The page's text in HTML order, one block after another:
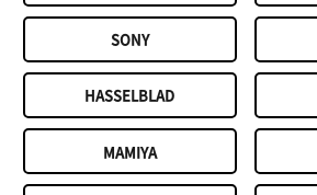
SONY
HASSELBLAD
MAMIYA